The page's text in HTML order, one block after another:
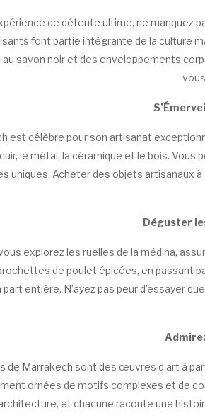
de détente ultime, ne manquez
font partie intégrante de la culture
savon noir et des enveloppements
est célèbre pour son artisanat
le métal, la céramique et le bois.
uniques. Acheter des objets artisanaux
Déguster
explorez les ruelles de la médina,
de poulet épicées, en passant
entière. N’ayez pas peur d’essayer
de Marrakech sont des œuvres d’art à
ornées de motifs complexes et de
et chacune raconte une